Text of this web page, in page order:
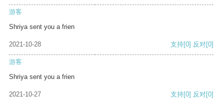
游客
Shriya sent you a frien
2021-10-28 支持[0] 反对[0]
游客
Shriya sent you a frien
2021-10-27 支持[0] 反对[0]